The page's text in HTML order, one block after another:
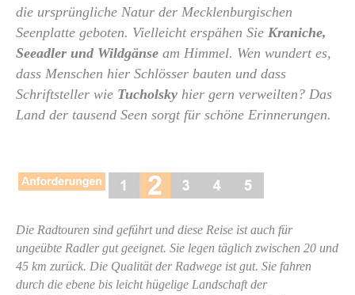
die ursprüngliche Natur der Mecklenburgischen
Seenplatte geboten. Vielleicht erspähen Sie Kraniche,
Seeadler und Wildgänse am Himmel. Wen wundert es,
dass Menschen hier Schlösser bauten und dass
Schriftsteller wie Tucholsky hier gern verweilten? Das
Land der tausend Seen sorgt für schöne Erinnerungen.
Die Radtouren sind geführt und diese Reise ist auch für
ungeübte Radler gut geeignet. Sie legen täglich zwischen 20 und
45 km zurück. Die Qualität der Radwege ist gut. Sie fahren
durch die ebene bis leicht hügelige Landschaft der